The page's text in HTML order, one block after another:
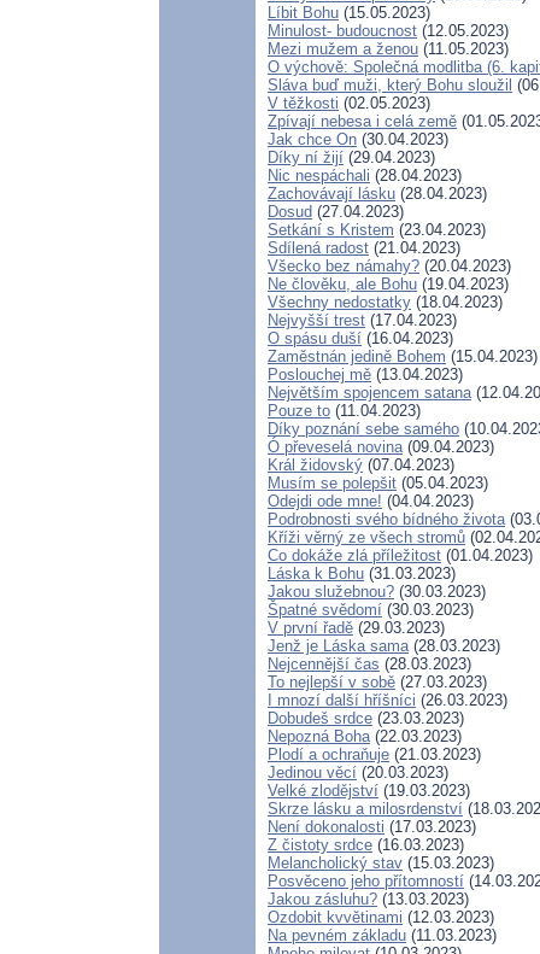
Líbit Bohu (15.05.2023)
Minulost- budoucnost (12.05.2023)
Mezi mužem a ženou (11.05.2023)
O výchově: Společná modlitba (6.
Sláva buď muži, který Bohu sloužil
V těžkosti (02.05.2023)
Zpívají nebesa i celá země
Jak chce On (30.04.2023)
Díky ní žijí (29.04.2023)
Nic nespáchali (28.04.2023)
Zachovávají lásku (28.04.2023)
Dosud (27.04.2023)
Setkání s Kristem (23.04.2023)
Sdílená radost (21.04.2023)
Všecko bez námahy? (20.04.2023)
Ne člověku, ale Bohu (19.04.2023)
Všechny nedostatky (18.04.2023)
Nejvyšší trest (17.04.2023)
O spásu duší (16.04.2023)
Zaměstnán jedině Bohem (15.04.2023)
Poslouchej mě (13.04.2023)
Největším spojencem satana
Pouze to (11.04.2023)
Díky poznání sebe samého
Ó převeselá novina(09.04.2023)
Král židovský (07.04.2023)
Musím se polepšit (05.04.2023)
Odejdi ode mne! (04.04.2023)
Podrobnosti svého bídného života
Kříži věrný ze všech stromů
Co dokáže zlá příležitost (01.04.2023)
Láska k Bohu (31.03.2023)
Jakou služebnou? (30.03.2023)
Špatné svědomí (30.03.2023)
V první řadě (29.03.2023)
Jenž je Láska sama(28.03.2023)
Nejcennější čas (28.03.2023)
To nejlepší v sobě (27.03.2023)
I mnozí další hříšníci (26.03.2023)
Dobudeš srdce (23.03.2023)
Nepozná Boha(22.03.2023)
Plodí a ochraňuje (21.03.2023)
Jedinou věcí (20.03.2023)
Velké zlodějství (19.03.2023)
Skrze lásku a milosrdenství
Není dokonalosti (17.03.2023)
Z čistoty srdce (16.03.2023)
Melancholický stav (15.03.2023)
Posvěceno jeho přítomností
Jakou zásluhu? (13.03.2023)
Ozdobit kvvětinami (12.03.2023)
Na pevném základu (11.03.2023)